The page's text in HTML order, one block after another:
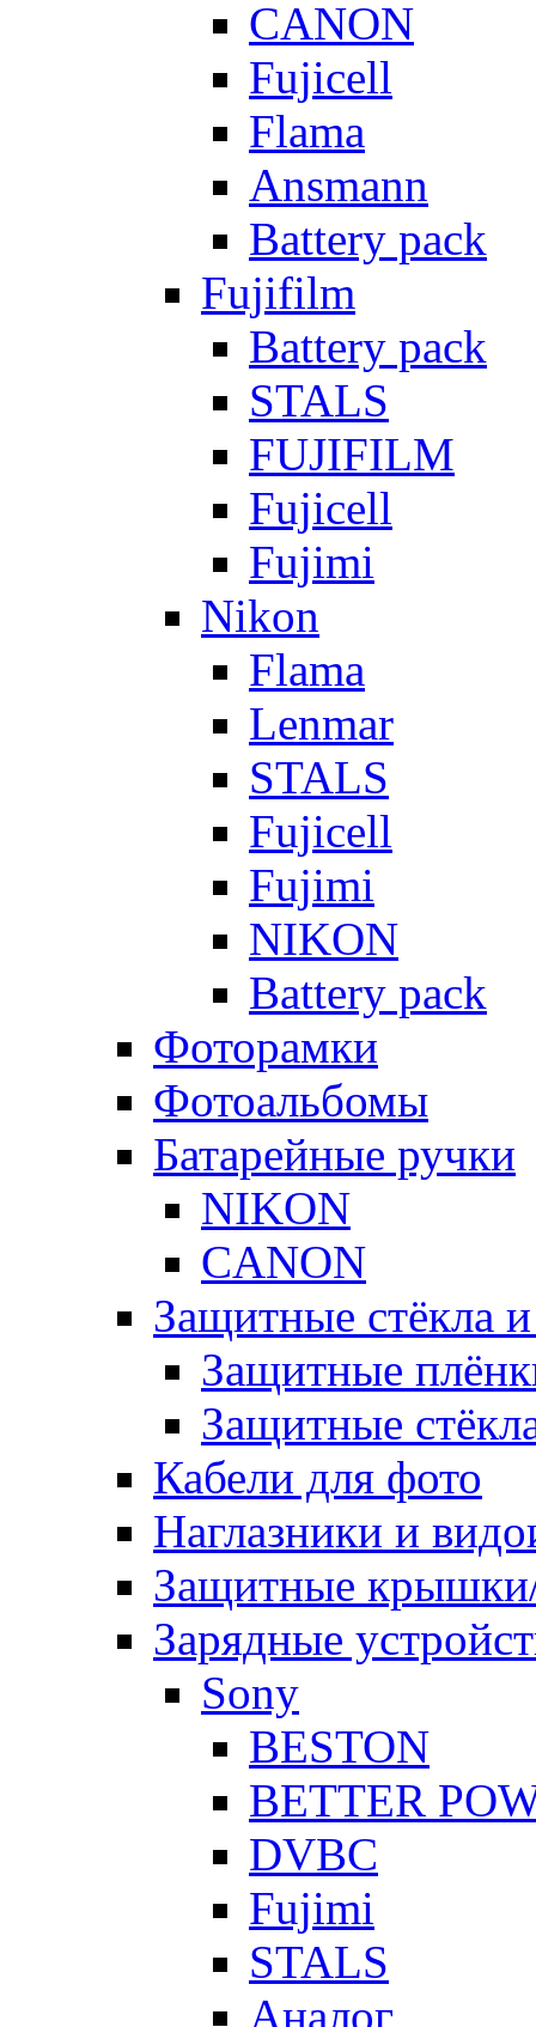
CANON
Fujicell
Flama
Ansmann
Battery pack
Fujifilm
Battery pack
STALS
FUJIFILM
Fujicell
Fujimi
Nikon
Flama
Lenmar
STALS
Fujicell
Fujimi
NIKON
Battery pack
Фоторамки
Фотоальбомы
Батарейные ручки
NIKON
CANON
Защитные стёкла
Защитные
Защитные
Кабели для фото
Наглазники и
Защитные
Зарядные
Sony
BESTON
BETTER
DVBC
Fujimi
STALS
Аналог